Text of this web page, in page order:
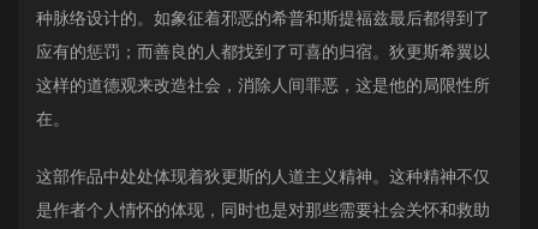
种脉络设计的。如象征着邪恶的希普和斯提福兹最后都得到了
应有的惩罚；而善良的人都找到了可喜的归宿。狄更斯希翼以
这样的道德观来改造社会，消除人间罪恶，这是他的局限性所
在。
这部作品中处处体现着狄更斯的人道主义精神。这种精神不仅
是作者个人情怀的体现，同时也是对那些需要社会关怀和救助